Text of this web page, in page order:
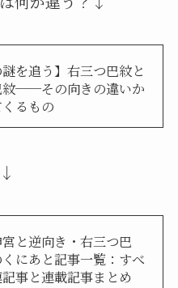
謎を追う】右三つ巴紋と
紋──その向きの違いか
るもの
宮と逆向き・右三つ巴
にあと記事一覧：すべ
事と連載記事まとめ